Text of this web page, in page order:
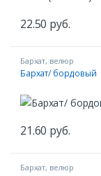
22.50 руб.
Бархат, велюр
Бархат/ бордовый
21.60 руб.
Бархат, велюр